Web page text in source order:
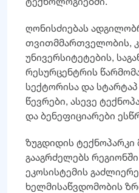
ღონისძიებას
თვითმმართველობის,
უნივერსიტეტების,
რესურცენტრის
სექტორისა და
წევრები, ასევე
და ბენეფიციარები
ზუგდიდის ტექნოპარკი
გააგრძელებს
ეკოსისტემის
ხელმისაწვდომობის